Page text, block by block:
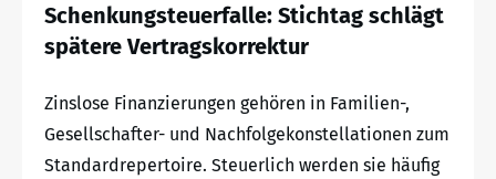
Schenkungsteuerfalle: Stichtag schlägt
spätere Vertragskorrektur
Zinslose Finanzierungen gehören in Familien-,
Gesellschafter- und Nachfolgekonstellationen zum
Standardrepertoire. Steuerlich werden sie häufig